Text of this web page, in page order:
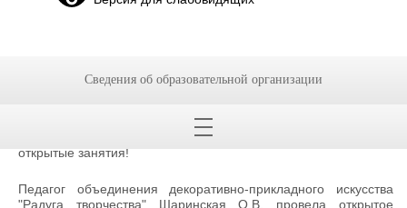
воспитательного процесса педагоги
В рамках контроля учебно-воспитательного процесса
педагоги дополнительного образования продолжают свои
открытые занятия!
Педагог объединения декоративно-прикладного искусства
"Радуга творчества" Шаринская О.В. провела открытое
Сведения об образовательной организации